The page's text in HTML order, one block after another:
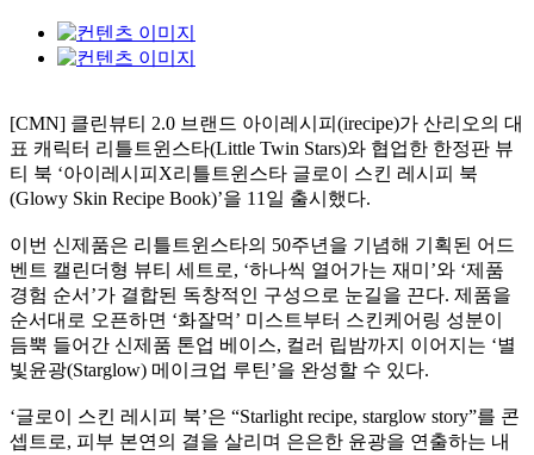
[CMN] 클린뷰티 2.0 브랜드 아이레시피(irecipe)가 산리오의 대
표 캐릭터 리틀트윈스타(Little Twin Stars)와 협업한 한정판 뷰
티 북 ‘아이레시피X리틀트윈스타 글로이 스킨 레시피 북
(Glowy Skin Recipe Book)’을 11일 출시했다.
이번 신제품은 리틀트윈스타의 50주년을 기념해 기획된 어드
벤트 캘린더형 뷰티 세트로, ‘하나씩 열어가는 재미’와 ‘제품
경험 순서’가 결합된 독창적인 구성으로 눈길을 끈다. 제품을
순서대로 오픈하면 ‘화잘먹’ 미스트부터 스킨케어링 성분이
듬뿍 들어간 신제품 톤업 베이스, 컬러 립밤까지 이어지는 ‘별
빛윤광(Starglow) 메이크업 루틴’을 완성할 수 있다.
‘글로이 스킨 레시피 북’은 “Starlight recipe, starglow story”를 콘
셉트로, 피부 본연의 결을 살리며 은은한 윤광을 연출하는 내